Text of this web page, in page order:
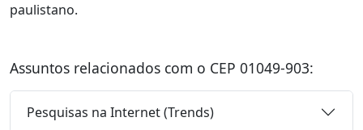
paulistano.
Assuntos relacionados com o CEP 01049-903:
Pesquisas na Internet (Trends)